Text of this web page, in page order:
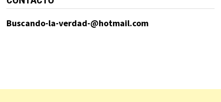
Buscando-la-verdad-@hotmail.com